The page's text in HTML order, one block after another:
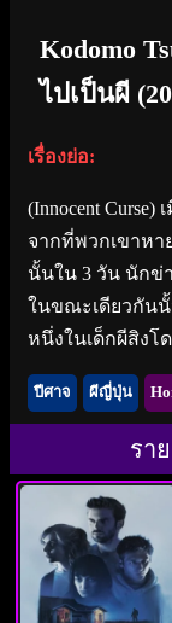
Kodomo
ไปเป็นผี
เรื่องย่อ:
(Innocent
จากที่พวกเขาหา
นั้นใน 3 วัน นักข่
ในขณะเดียวกันนั้
หนึ่งในเด็กผีสิงโ
ปีศาจ ผีญี่ปุ่น
รา